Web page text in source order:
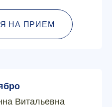
НА ПРИЕМ
Витальевна